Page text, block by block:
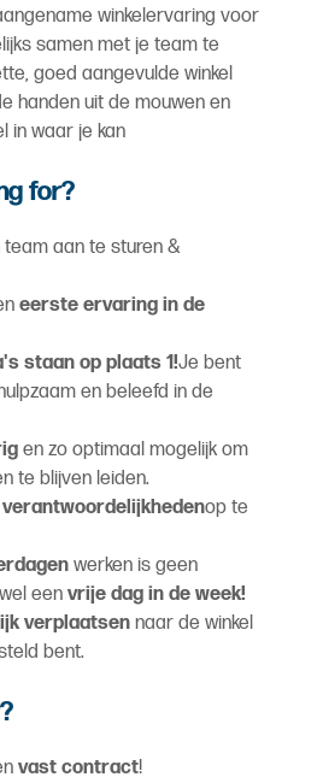
winkelervaring voor
samen met je team te
goed aangevulde winkel
handen uit de mouwen en
in waar je kan
for?
aan te sturen &
eerste ervaring in de
staan op plaats 1!Je bent
en beleefd in de
en zo optimaal mogelijk om
te blijven leiden.
verantwoordelijkhedenop te
werken is geen
een vrije dag in de week!
verplaatsen naar de winkel
bent.
vast contract!